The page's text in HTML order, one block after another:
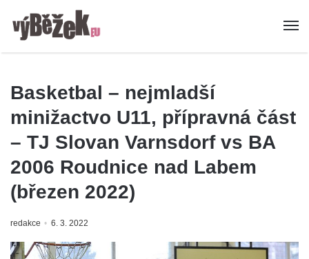
Basketbal – nejmladší
minižactvo U11, přípravná část
– TJ Slovan Varnsdorf vs BA
2006 Roudnice nad Labem
(březen 2022)
redakce 6. 3. 2022